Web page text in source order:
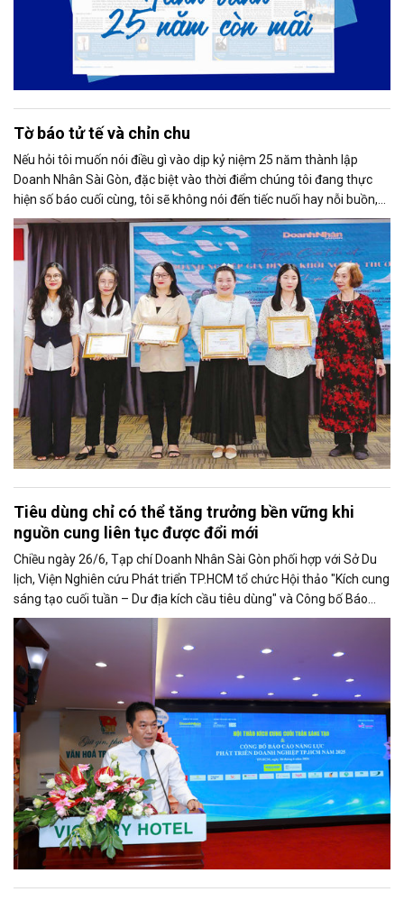
Tờ báo tử tế và chỉn chu
Nếu hỏi tôi muốn nói điều gì vào dịp kỷ niệm 25 năm thành lập
Doanh Nhân Sài Gòn, đặc biệt vào thời điểm chúng tôi đang thực
hiện số báo cuối cùng, tôi sẽ không nói đến tiếc nuối hay nỗi buồn,
thay vào đó là niềm tự hào. Bởi khi nghĩ về Doanh Nhân Sài Gòn, tôi
luôn nghĩ đó là một tờ báo “tử tế, chỉn chu”. Những điều tưởng như
rất bình thường ấy đã nuôi dưỡng tôi suốt 25 năm làm nghề. Và có
lẽ sẽ còn theo tôi đến hết cuộc đời cầm bút.
Tiêu dùng chỉ có thể tăng trưởng bền vững khi
nguồn cung liên tục được đổi mới
Chiều ngày 26/6, Tạp chí Doanh Nhân Sài Gòn phối hợp với Sở Du
lịch, Viện Nghiên cứu Phát triển TP.HCM tổ chức Hội thảo "Kích cung
sáng tạo cuối tuần – Dư địa kích cầu tiêu dùng" và Công bố Báo
cáo năng lực phát triển doanh nghiệp TP.HCM năm 2025. Trân
trọng giới thiệu phát biểu của ông Võ Hồng Sơn - Trưởng đại diện
Văn phòng Bộ Công Thương khu vực phía Nam tại Hội thảo.